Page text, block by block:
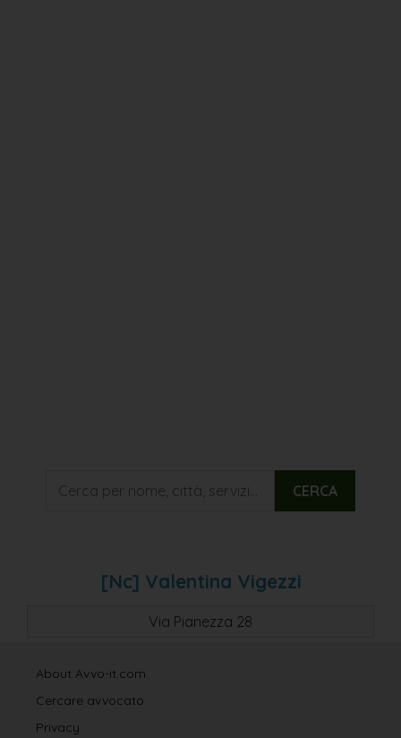
CERCA
[nc] Valentina Vigezzi
Via Pianezza 28
About Avvo-it.com
Cercare avvocato
Privacy